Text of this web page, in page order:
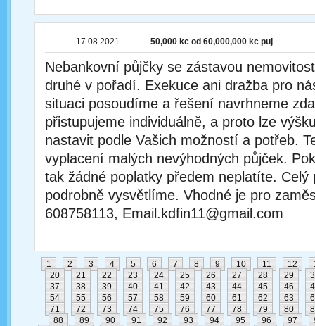
17.08.2021 50,000 kc od 60,000,000 kc puj
Nebankovní půjčky se zástavou
druhé v pořadí. Exekuce ani dražba pro
situaci posoudíme a řešení navrhneme
přistupujeme individuálně, a proto lze
nastavit podle Vašich možností a potřeb.
vyplacení malých nevýhodných půjček.
tak žádné poplatky předem neplatíte. Celý
podrobně vysvětlíme. Vhodné je pro
608758113, Email.kdfin11@gmail.com
1 2 3 4 5 6 7 8 9 10 11 12
20
21 22 23 24 25 26 27 28 29
37
38 39 40 41 42 43 44 45 46
54
55 56 57 58 59 60 61 62 63
71
72 73 74 75 76 77 78 79 80
88
89 90 91 92 93 94 95 96 97